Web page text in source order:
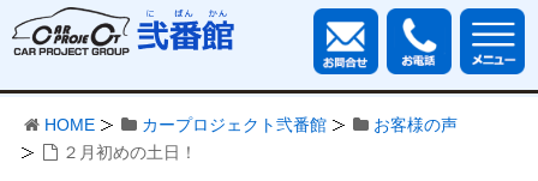
HOME カープロジェクト弐番館
お客様の声
２月初めの土日！